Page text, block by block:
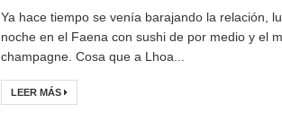
Ya hace tiempo se venía barajando la relación,
noche en el Faena con sushi de por medio y el
champagne. Cosa que a Lhoa...
LEER MÁS